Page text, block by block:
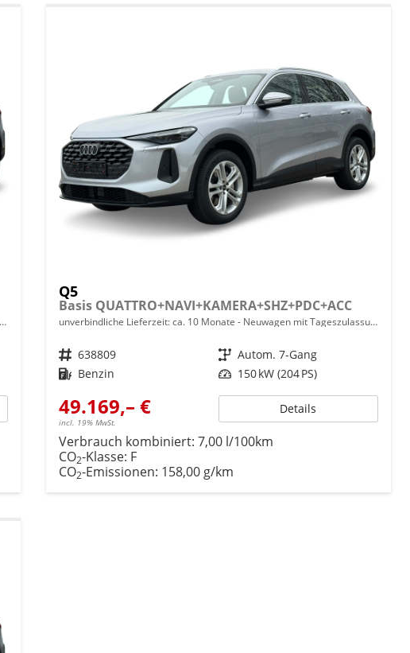
Q5
Basis QUATTRO+NAVI+KAMERA+SHZ+PDC+ACC
unverbindliche Lieferzeit: ca. 10 Monate Neuwagen mit Tageszulassung
Fahrzeugnr. 638809 Getriebe Autom. 7-Gang
Kraftstoff Benzin Leistung 150 kW (204 PS)
49.169,– €
incl. 19% MwSt.
Details
Verbrauch kombiniert: 7,00 l/100km
CO2-Klasse: F
CO2-Emissionen: 158,00 g/km